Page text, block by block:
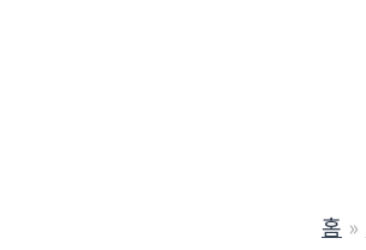
홈